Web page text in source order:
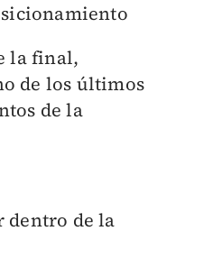
la final,
de los últimos
de la
dentro de la